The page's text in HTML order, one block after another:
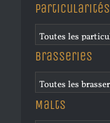
Particularités
Brasseries
Malts